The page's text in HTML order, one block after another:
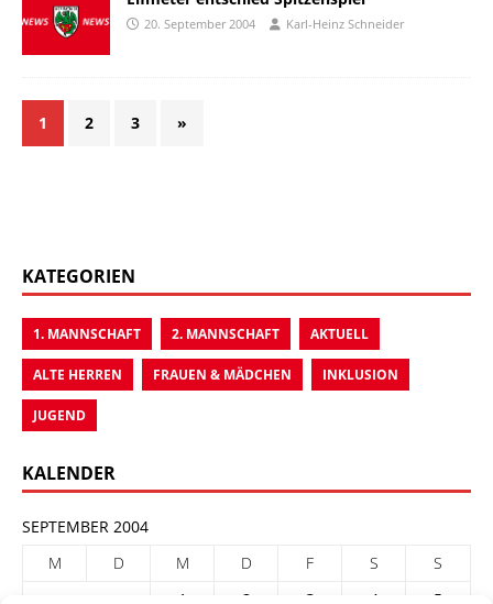
20. September 2004 Karl-Heinz Schneider
1 2 3 »
KATEGORIEN
1. MANNSCHAFT 2. MANNSCHAFT AKTUELL
ALTE HERREN FRAUEN & MÄDCHEN INKLUSION
JUGEND
KALENDER
SEPTEMBER 2004
M
D M D F S
S
1
2 3 4 5